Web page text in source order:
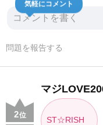
気軽にコメント
問題を報告する
マジ
ST☆RISH
2位